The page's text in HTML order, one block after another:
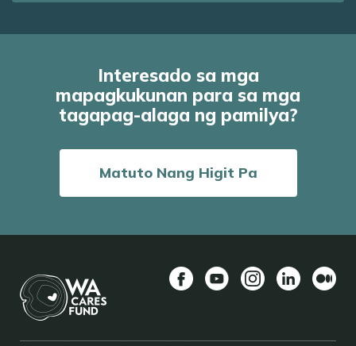
Interesado sa mga
mapagkukunan para sa mga
tagapag-alaga ng pamilya?
Matuto Nang Higit Pa